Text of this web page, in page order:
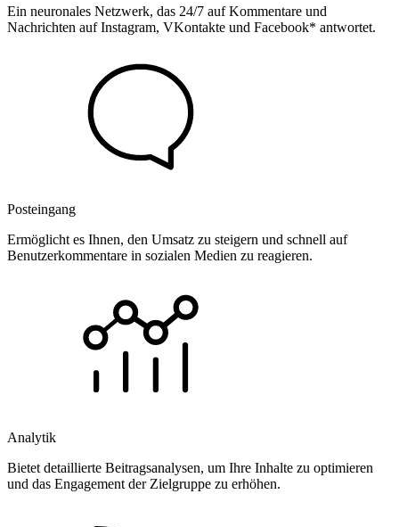
Ein neuronales Netzwerk, das 24/7 auf Kommentare und
Nachrichten auf Instagram, VKontakte und Facebook* antwortet.
Posteingang
Ermöglicht es Ihnen, den Umsatz zu steigern und schnell auf
Benutzerkommentare in sozialen Medien zu reagieren.
Analytik
Bietet detaillierte Beitragsanalysen, um Ihre Inhalte zu optimieren
und das Engagement der Zielgruppe zu erhöhen.